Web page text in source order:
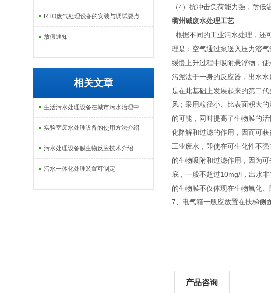
RTO废气处理设备的安装与调试要点
放假通知
相关文章
生活污水处理设备在城市污水治理中的应用介绍
实验室废水处理设备的使用方法介绍
污水处理设备膜生物反应技术介绍
污水一体化处理装置可制定
（4）抗冲击负荷能力强，耐低
衢州碱废水处理工艺
根据不同的工业污水处理，还
理是：空气通过泵送入压力溶
缓慢上升过程中吸附悬浮物，
污泥法于一身的反应器，出水
是在此基础上发展起来的第二
风；采用粒径小、比表面积大
的可能，同时提高了生物膜的
化降解和过滤的作用，因而可
工业废水，即使在可生化性不
的生物吸附和过滤作用，因为
底，一般不超过10mg/l，出水
的生物膜不仅体现在生物氧化
7、电气箱一般应放置在扶梯侧
产品咨询